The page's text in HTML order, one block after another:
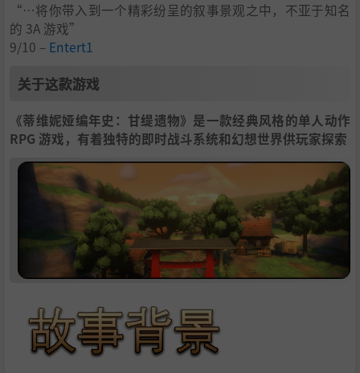
“…将你带入到一个精彩纷呈的叙事景观之中，不亚于知名
的 3A 游戏”
9/10 – Entert1
关于这款游戏
《蒂维妮娅编年史：甘缇遗物》是一款经典风格的单人动作
RPG 游戏，有着独特的即时战斗系统和幻想世界供玩家探索